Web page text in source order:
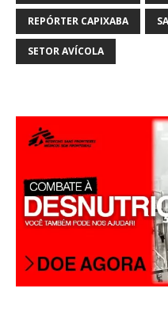
REPÓRTER CAPIXABA
SETOR AVÍCOLA